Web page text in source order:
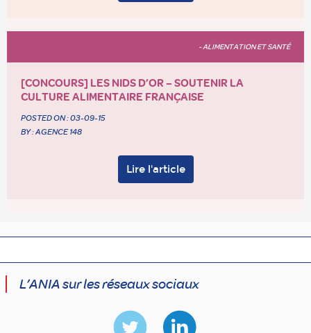
- ALIMENTATION ET SANTÉ
[CONCOURS] LES NIDS D’OR – SOUTENIR LA
CULTURE ALIMENTAIRE FRANÇAISE
POSTED ON :03-09-15
BY : AGENCE 148
Lire l'article
L’ANIA sur les réseaux sociaux